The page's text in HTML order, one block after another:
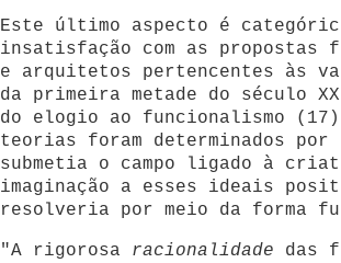
Este último aspecto é
insatisfação com as
e arquitetos pertencentes às
da primeira metade do século
do elogio ao funcionalismo
teorias foram determinados por
submetia o campo ligado à
imaginação a esses ideais
resolveria por meio da forma
"A rigorosa racionalidade das